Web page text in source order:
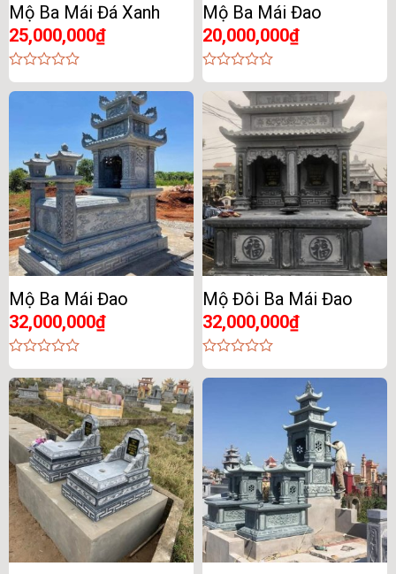
Mộ Ba Mái Đá Xanh
25,000,000₫
0
out
Mộ Ba Mái Đao
20,000,000₫
0
out
of
Mộ Ba Mái Đao
32,000,000₫
0
out
of
5
Mộ Đôi Ba Mái Đao
32,000,000₫
0
out